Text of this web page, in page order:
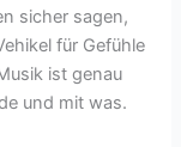
sicher sagen,
für Gefühle
ist genau
und mit was.